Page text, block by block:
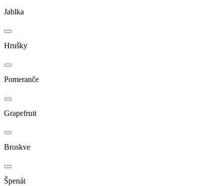
Jablka
Hrušky
Pomeranče
Grapefruit
Broskve
Špenát